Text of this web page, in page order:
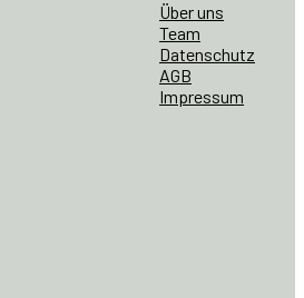
Über uns
Team
Datenschutz
AGB
Impressum